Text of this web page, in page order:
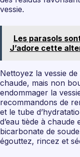
vessie.
Les parasols
J’adore cette
Nettoyez la vessie
chaude, mais non
endommager la
recommandons de
et le tube
d’eau tiède à
bicarbonate de
égouttez, rincez et